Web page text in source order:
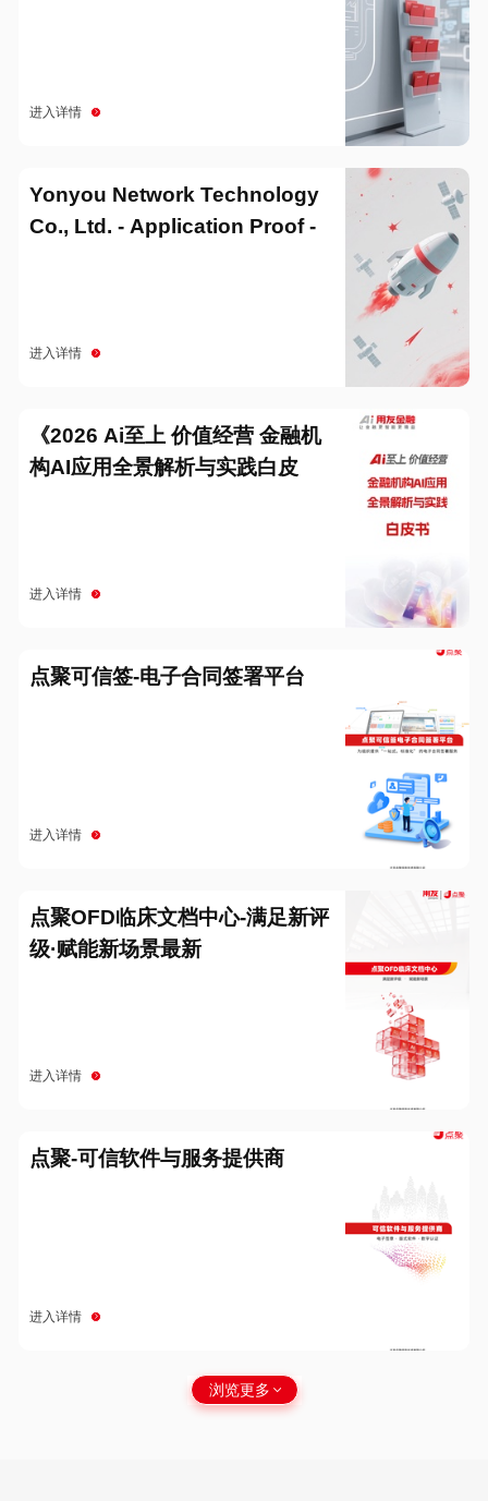
进入详情
Yonyou Network Technology
Co., Ltd. - Application Proof -
进入详情
《2026 Ai至上 价值经营 金融机
构AI应用全景解析与实践白皮
进入详情
点聚可信签-电子合同签署平台
进入详情
点聚OFD临床文档中心-满足新评
级·赋能新场景最新
进入详情
点聚-可信软件与服务提供商
进入详情
浏览更多